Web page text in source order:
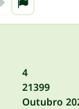
4
21399
Outubro